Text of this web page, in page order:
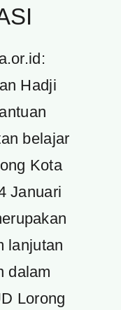
Hadji
belajar
Kota
Januari
lanjutan
dalam
Lorong